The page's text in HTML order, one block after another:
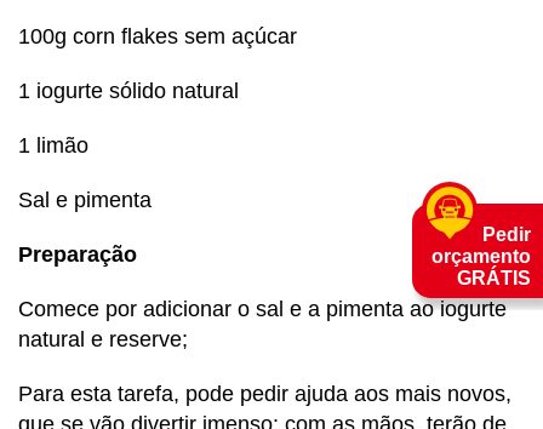
100g corn flakes sem açúcar
1 iogurte sólido natural
1 limão
Sal e pimenta
Preparação
Comece por adicionar o sal e a pimenta ao iogurte
natural e reserve;
Para esta tarefa, pode pedir ajuda aos mais novos,
que se vão divertir imenso: com as mãos, terão de
Pedir
orçamento
GRÁTIS